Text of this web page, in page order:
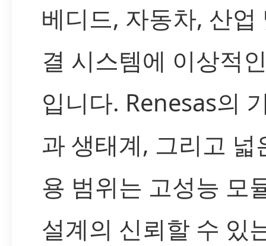
베디드, 자동차, 산업
결 시스템에 이상적
입니다. Renesas의
과 생태계, 그리고 넓
용 범위는 고성능 모
설계의 신뢰할 수 있